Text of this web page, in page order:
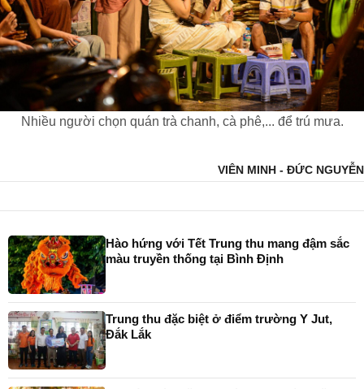
Nhiều người chọn quán trà chanh, cà phê,... để trú mưa.
VIÊN MINH - ĐỨC NGUYỄN
Hào hứng với Tết Trung thu mang đậm sắc
màu truyền thống tại Bình Định
Trung thu đặc biệt ở điểm trường Y Jut,
Đắk Lắk